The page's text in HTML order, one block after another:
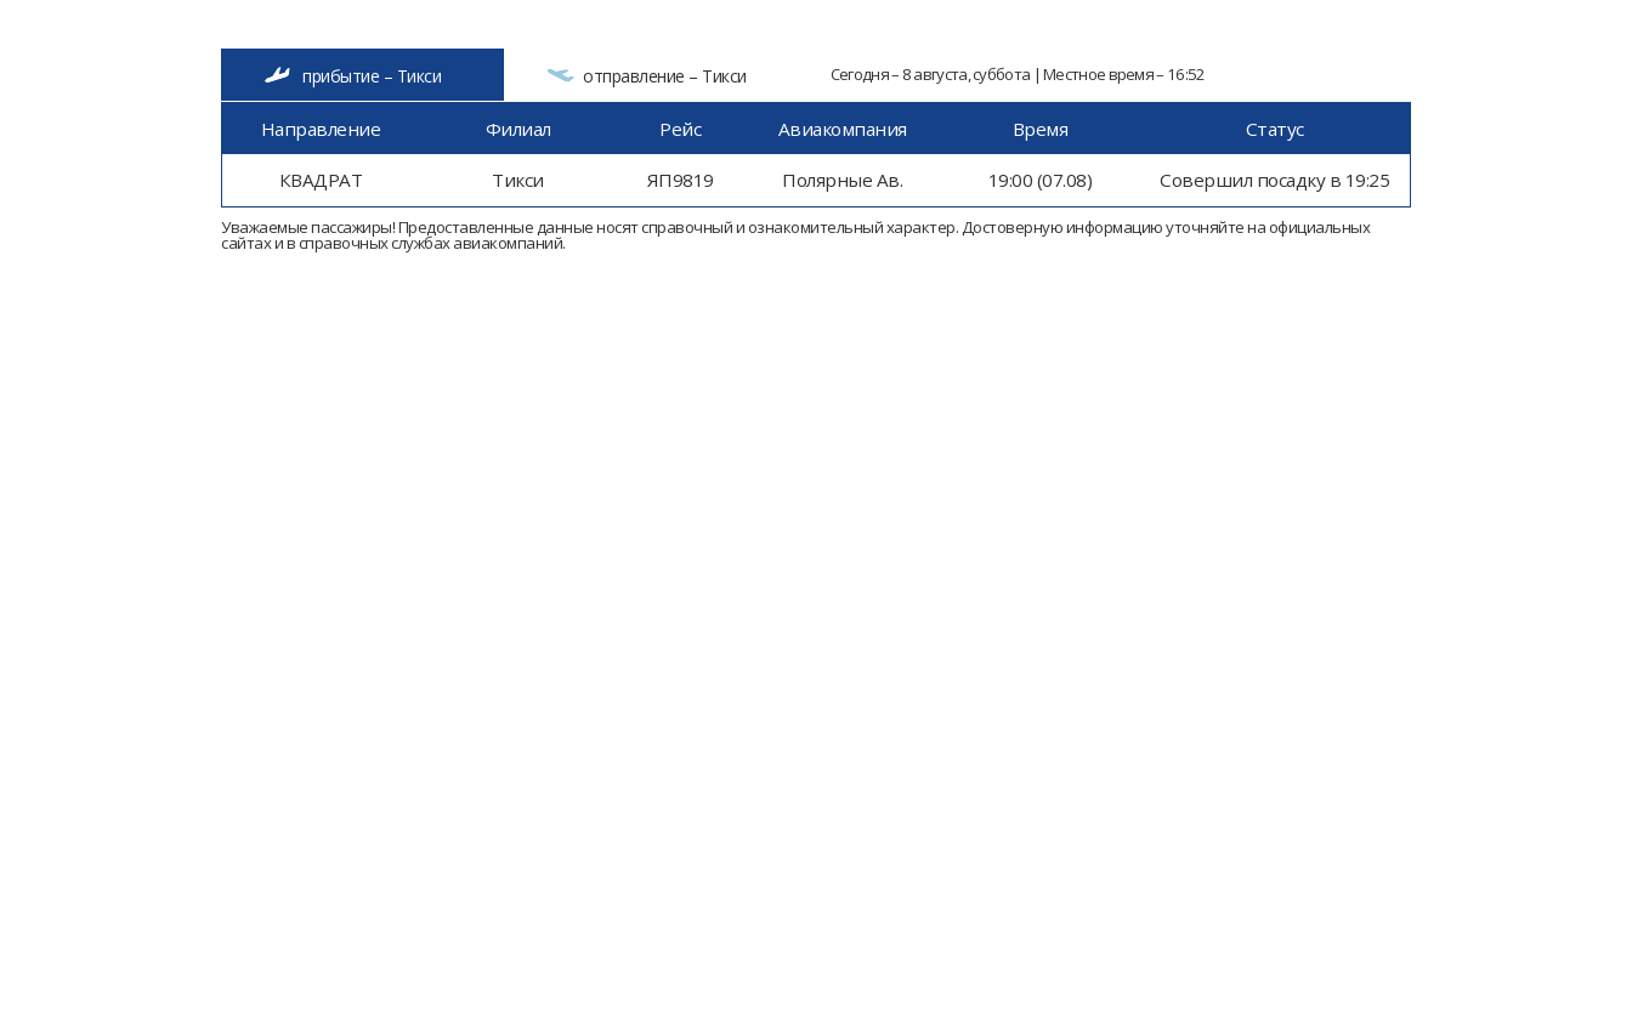
прибытие – Тикси отправление – Тикси Сегодня – 8 августа, суббота | Местное время – 16:52
Направление Филиал Рейс Авиакомпания Время Статус
КВАДРАТ Тикси ЯП9819 Полярные Ав. 19:00 (07.08) Совершил посадку в 19:25
Уважаемые пассажиры! Предоставленные данные носят справочный и ознакомительный характер. Достоверную информацию уточняйте на официальных
сайтах и в справочных службах авиакомпаний.